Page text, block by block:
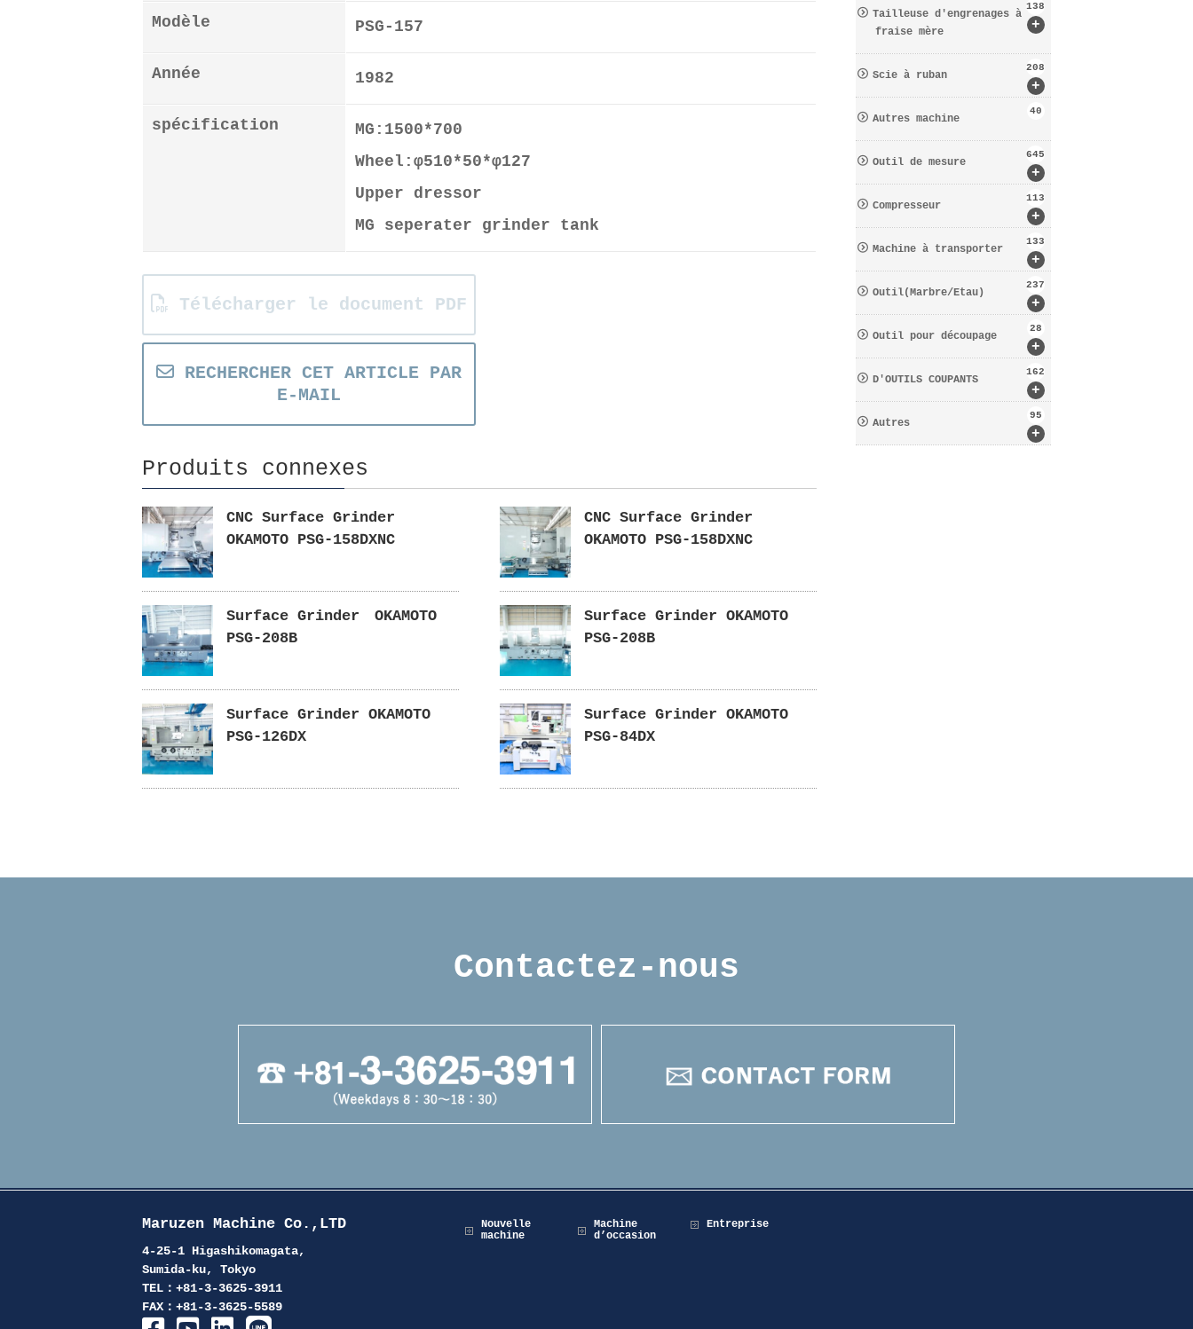
Modèle PSG-157
Année 1982
spécification
MG:1500*700
Wheel:φ510*50*φ127
Upper dressor
MG seperater grinder tank
Télécharger le document PDF
RECHERCHER CET ARTICLE PAR
E-MAIL
Produits connexes
CNC Surface Grinder
OKAMOTO PSG-158DXNC
CNC Surface Grinder
OKAMOTO PSG-158DXNC
Surface Grinder OKAMOTO
PSG-208B
Surface Grinder OKAMOTO
PSG-208B
Surface Grinder OKAMOTO
PSG-126DX
Surface Grinder OKAMOTO
PSG-84DX
+
Tailleuse d′engrenages à
fraise mère
138
+
Scie à ruban
208
Autres machine
40
+
Outil de mesure
645
+
Compresseur
113
+
Machine à transporter
133
+
Outil(Marbre/Etau)
237
+
Outil pour découpage
28
+
D′OUTILS COUPANTS
162
+
Autres
95
Contactez-nous
Maruzen Machine Co.,LTD
4-25-1 Higashikomagata,
Sumida-ku, Tokyo
TEL：+81-3-3625-3911
FAX：+81-3-3625-5589
Nouvelle
machine
Machine
d’occasion
Entreprise